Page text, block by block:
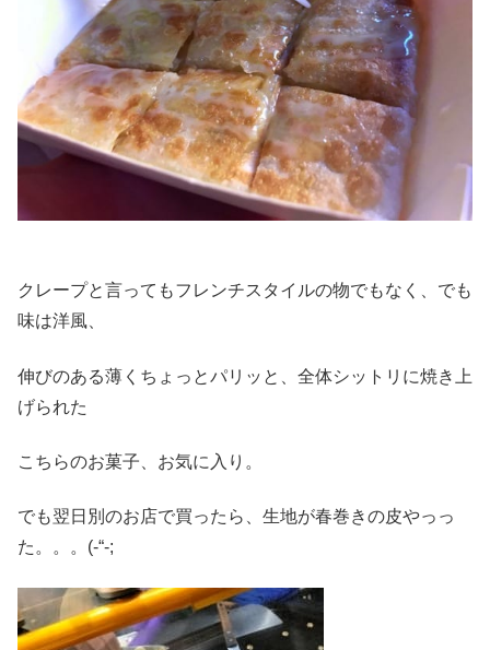
クレープと言ってもフレンチスタイルの物でもなく、でも
味は洋風、
伸びのある薄くちょっとパリッと、全体シットリに焼き上
げられた
こちらのお菓子、お気に入り。
でも翌日別のお店で買ったら、生地が春巻きの皮やっっ
た。。。(-“-;